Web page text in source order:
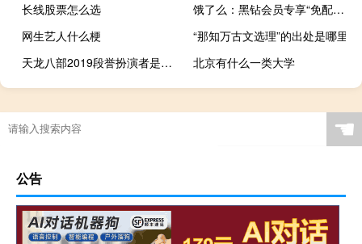
长线股票怎么选
饿了么：黑钻会员专享“免配送费”权益下线
网生艺人什么梗
“那知万古文选理”的出处是哪里
天龙八部2019段誉扮演者是谁白澍个人资料介绍
北京有什么一类大学
☚
公告